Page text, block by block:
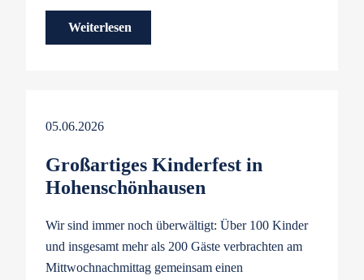
Weiterlesen
05.06.2026
Großartiges Kinderfest in
Hohenschönhausen
Wir sind immer noch überwältigt: Über 100 Kinder
und insgesamt mehr als 200 Gäste verbrachten am
Mittwochnachmittag gemeinsam einen